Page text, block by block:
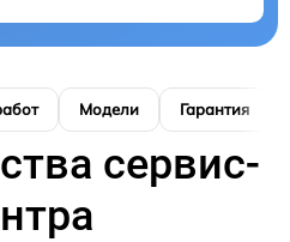
Модели Гарантия
сервис-